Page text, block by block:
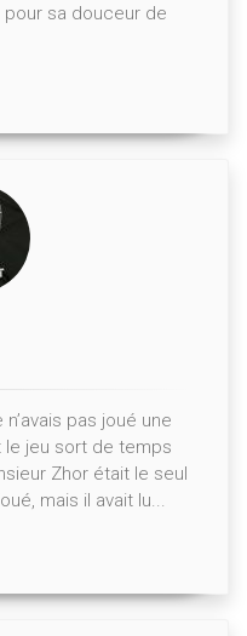
sa douceur de
pas joué une
le jeu sort de temps
Zhor était le seul
mais il avait lu...